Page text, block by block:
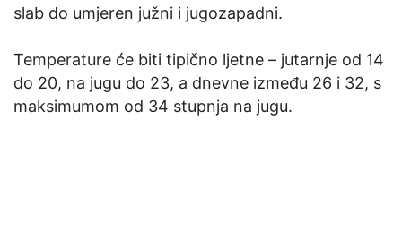
slab do umjeren južni i jugozapadni.
Temperature će biti tipično ljetne – jutarnje od 14
do 20, na jugu do 23, a dnevne između 26 i 32, s
maksimumom od 34 stupnja na jugu.